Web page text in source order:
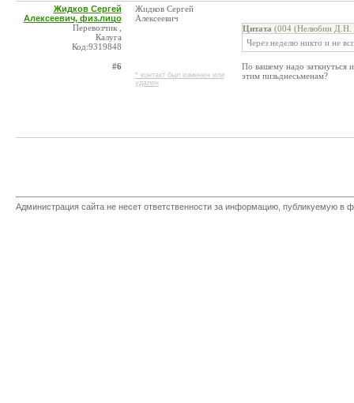
Жидков Сергей
Алексеевич, физ.лицо
Перевозчик ,
Калуга
Код:9319848
#6
Жидков Сергей
Алексеевич
* контакт был изменен или
удален
Цитата (004 (Нелюбин Д.Н.
Через неделю никто и не
По вашему надо заткнуться
этим пизьднесьменам?
Администрация сайта не несет ответственности за информацию, публикуемую